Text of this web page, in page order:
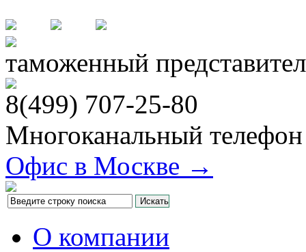
таможенный
8(499) 707-25-80
Многоканальный
Офис в Москве →
О компании